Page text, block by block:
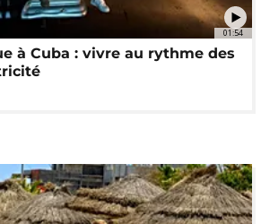
01:54
à Cuba : vivre au rythme des